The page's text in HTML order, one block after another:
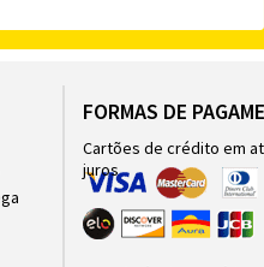
FORMAS DE
Cartões de crédito em
juros